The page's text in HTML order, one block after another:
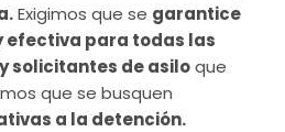
Exigimos que se garantice
efectiva para todas las
solicitantes de asiloque
que se busquen
a la detención.